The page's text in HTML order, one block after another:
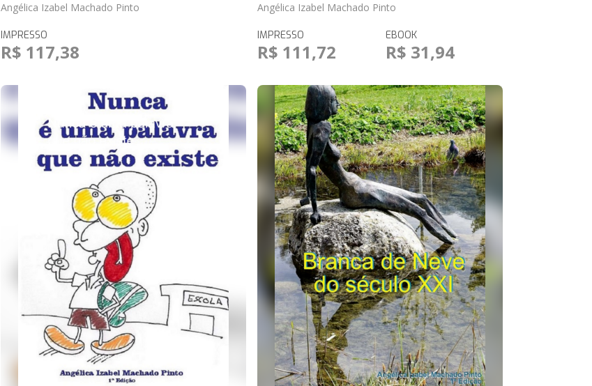
Angélica Izabel Machado Pinto
IMPRESSO
R$ 117,38
Angélica Izabel Machado Pinto
IMPRESSO
R$ 111,72
EBOOK
R$ 31,94